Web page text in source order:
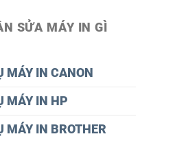
SỬA MÁY IN GÌ
MÁY IN CANON
MÁY IN HP
MÁY IN BROTHER